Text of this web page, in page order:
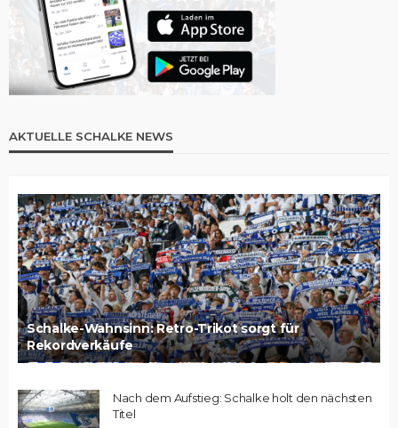
AKTUELLE SCHALKE NEWS
Schalke-Wahnsinn: Retro-Trikot sorgt für
Rekordverkäufe
Nach dem Aufstieg: Schalke holt den nächsten
Titel